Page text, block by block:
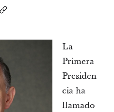
La
Primera
Presiden
cia ha
llamado